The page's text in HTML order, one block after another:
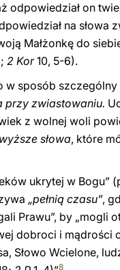
odpowiedział on
na słowa
Małżonkę do
2 Kor10, 5-6).
w sposób
przy zwiastowaniu.
z wolnej woli
słowa, które
ukrytej w Bogu”
„pełnią czasu”,
Prawu”, by „mogli
dobroci i mądrości
Słowo Wcielone,
8